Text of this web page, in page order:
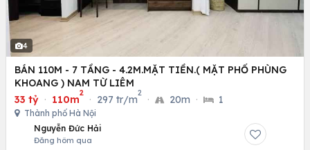
4
BÁN 110M - 7 TẦNG - 4.2M.MẶT TIỀN.( MẶT PHỐ PHÙNG
KHOANG ) NAM TỪ LIÊM
33 tỷ · 110m
2
· 297 tr/m
2
· 20m · 1
Thành phố Hà Nội
Nguyễn Đức Hải
Đăng hôm qua